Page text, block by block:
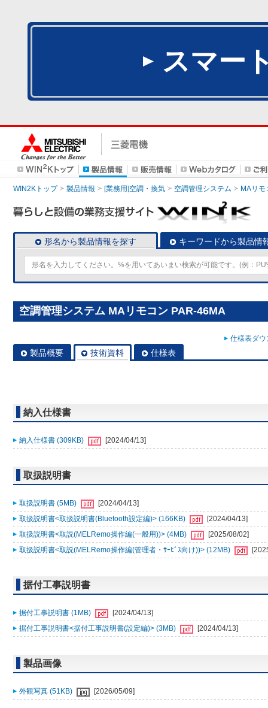
スマー
WIN2Kトップ 製品情報 [業務用]空調・換気 空調管理システム MAリモ
形名から製品情報を探す キーワードから製品情
空調管理システム MAリモコン PAR-46MA
仕様表ダ
製品概要 技術資料 仕様表
納入仕様書
納入仕様書 (309KB) [2024/04/13]
取扱説明書
取扱説明書 (5MB)
[2024/04/13]
取扱説明書<取扱説明書(Bluetooth設定編)> (166KB)
[2024/04/13]
取扱説明書<取説(MELRemo操作編(一般用))> (4MB)
[2025/08/02]
取扱説明書<取説(MELRemo操作編(管理者・ｻｰﾋﾞｽ向け))> (12MB)
据付工事説明書
据付工事説明書 (1MB)
[2024/04/13]
据付工事説明書<据付工事説明書(設定編)> (3MB)
[2024/04/13]
製品画像
外観写真 (51KB) [2026/05/09]